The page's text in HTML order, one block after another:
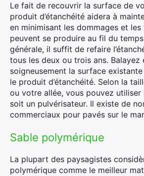
Le fait de recouvrir la surface de
produit d’étanchéité aidera à
en minimisant les dommages et les
peuvent se produire au fil du
générale, il suffit de refaire
tous les deux ou trois ans. Balayez
soigneusement la surface
le produit d’étanchéité. Selon la
ou votre allée, vous pouvez utiliser
soit un pulvérisateur. Il existe de
commerciaux pour pavés sur le
Sable polymérique
La plupart des paysagistes
polymérique comme le meilleur